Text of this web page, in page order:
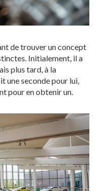
de trouver un concept
Initialement, il a
plus tard, à la
une seconde pour lui,
pour en obtenir un.